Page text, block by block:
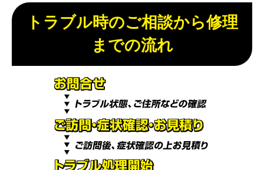
トラブル時のご相談から修理
までの流れ